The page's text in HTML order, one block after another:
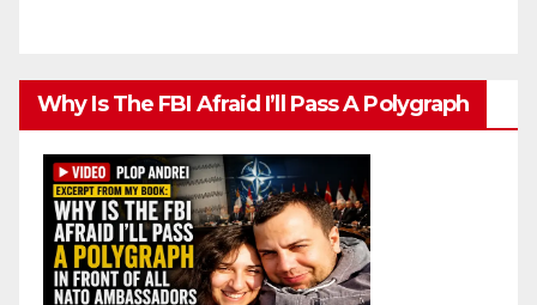
Why Is The FBI Afraid I’ll Pass A Polygraph